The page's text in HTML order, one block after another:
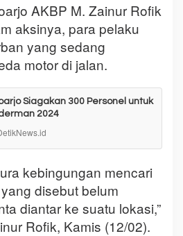
AKBP M. Zainur Rofik
aksinya, para pelaku
yang sedang
motor di jalan.
Siagakan 300 Personel untuk
2024
kebingungan mencari
disebut belum
diantar ke suatu lokasi,”
Rofik, Kamis (12/02).